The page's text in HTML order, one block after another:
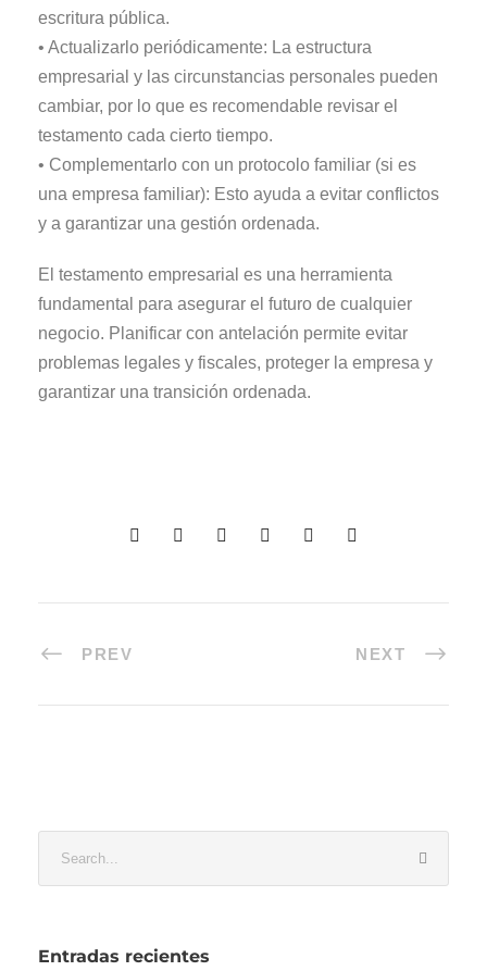
escritura pública.
• Actualizarlo periódicamente: La estructura
empresarial y las circunstancias personales pueden
cambiar, por lo que es recomendable revisar el
testamento cada cierto tiempo.
• Complementarlo con un protocolo familiar (si es
una empresa familiar): Esto ayuda a evitar conflictos
y a garantizar una gestión ordenada.
El testamento empresarial es una herramienta
fundamental para asegurar el futuro de cualquier
negocio. Planificar con antelación permite evitar
problemas legales y fiscales, proteger la empresa y
garantizar una transición ordenada.
PREV NEXT
Entradas recientes